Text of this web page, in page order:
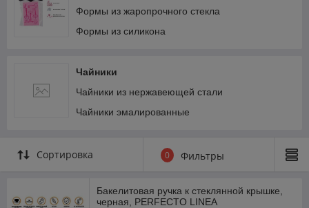
Формы из жаропрочного стекла
Формы из силикона
Чайники
Чайники из нержавеющей стали
Чайники эмалированные
Сортировка 0 Фильтры
Бакелитовая ручка к стеклянной крышке,
черная, PERFECTO LINEA